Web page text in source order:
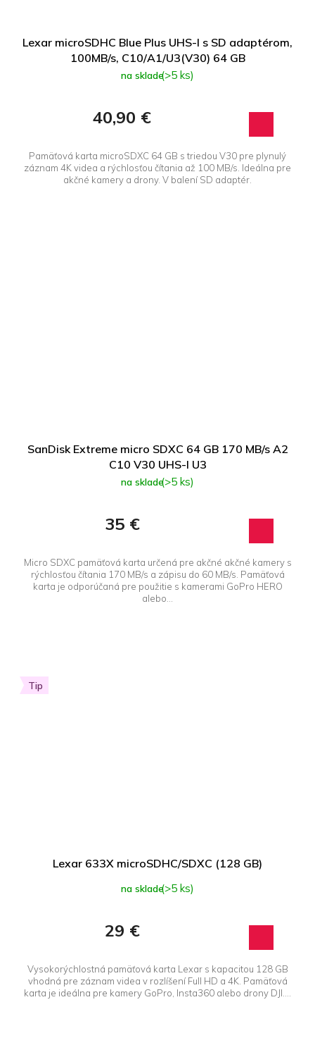
Lexar microSDHC Blue Plus UHS-I s SD adaptérom,
100MB/s, C10/A1/U3(V30) 64 GB
na sklade(>5 ks)
40,90 €
Pamäťová karta microSDXC 64 GB s triedou V30 pre plynulý
záznam 4K videa a rýchlosťou čítania až 100 MB/s. Ideálna pre
akčné kamery a drony. V balení SD adaptér.
SanDisk Extreme micro SDXC 64 GB 170 MB/s A2
C10 V30 UHS-I U3
na sklade(>5 ks)
35 €
Micro SDXC pamäťová karta určená pre akčné akčné kamery s
rýchlosťou čítania 170 MB/s a zápisu do 60 MB/s. Pamäťová
karta je odporúčaná pre použitie s kamerami GoPro HERO
alebo...
Tip
Lexar 633X microSDHC/SDXC (128 GB)
na sklade(>5 ks)
29 €
Vysokorýchlostná pamäťová karta Lexar s kapacitou 128 GB
vhodná pre záznam videa v rozlíšení Full HD a 4K. Pamäťová
karta je ideálna pre kamery GoPro, Insta360 alebo drony DJI....